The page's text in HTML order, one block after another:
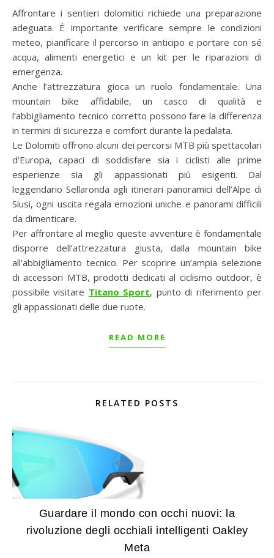
Affrontare i sentieri dolomitici richiede una preparazione
adeguata. È importante verificare sempre le condizioni
meteo, pianificare il percorso in anticipo e portare con sé
acqua, alimenti energetici e un kit per le riparazioni di
emergenza.
Anche l’attrezzatura gioca un ruolo fondamentale. Una
mountain bike affidabile, un casco di qualità e
l’abbigliamento tecnico corretto possono fare la differenza
in termini di sicurezza e comfort durante la pedalata.
Le Dolomiti offrono alcuni dei percorsi MTB più spettacolari
d’Europa, capaci di soddisfare sia i ciclisti alle prime
esperienze sia gli appassionati più esigenti. Dal
leggendario Sellaronda agli itinerari panoramici dell’Alpe di
Siusi, ogni uscita regala emozioni uniche e panorami difficili
da dimenticare.
Per affrontare al meglio queste avventure è fondamentale
disporre dell’attrezzatura giusta, dalla mountain bike
all’abbigliamento tecnico. Per scoprire un’ampia selezione
di accessori MTB, prodotti dedicati al ciclismo outdoor, è
possibile visitare Titano Sport, punto di riferimento per
gli appassionati delle due ruote.
READ MORE
RELATED POSTS
Guardare il mondo con occhi nuovi: la
rivoluzione degli occhiali intelligenti Oakley
Meta